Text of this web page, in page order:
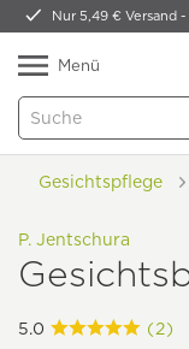
Nur 5,49 € Versand -
Menü
Gesichtspflege
P. Jentschura
5.0 (2)